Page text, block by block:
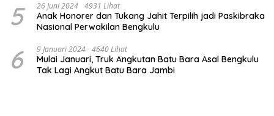
5 26 Juni 2024 4931 Lihat
Anak Honorer dan Tukang Jahit Terpilih jadi Paskibraka
Nasional Perwakilan Bengkulu
6 9 Januari 2024 4640 Lihat
Mulai Januari, Truk Angkutan Batu Bara Asal Bengkulu
Tak Lagi Angkut Batu Bara Jambi